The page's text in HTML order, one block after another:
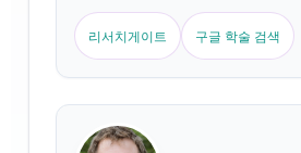
리학자입니다. 임상 화학 분야에서
보유하고 있으며, 호르몬 바이오마
무에서의 산부인과 실험실 분석에
문을 발표했습니다CE.
리서치게이트 구글 학술 검색